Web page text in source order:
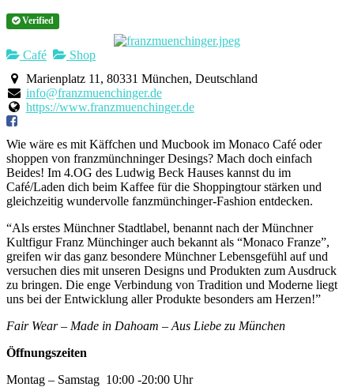
Verified
Café
Shop
Marienplatz 11, 80331 München, Deutschland
info@franzmuenchinger.de
https://www.franzmuenchinger.de
Wie wäre es mit Käffchen und Mucbook im Monaco Café oder
shoppen von franzmünchninger Desings? Mach doch einfach
Beides! Im 4.OG des Ludwig Beck Hauses kannst du im
Café/Laden dich beim Kaffee für die Shoppingtour stärken und
gleichzeitig wundervolle fanzmünchinger-Fashion entdecken.
“Als erstes Münchner Stadtlabel, benannt nach der Münchner
Kultfigur Franz Münchinger auch bekannt als “Monaco Franze”,
greifen wir das ganz besondere Münchner Lebensgefühl auf und
versuchen dies mit unseren Designs und Produkten zum Ausdruck
zu bringen. Die enge Verbindung von Tradition und Moderne liegt
uns bei der Entwicklung aller Produkte besonders am Herzen!”
Fair Wear – Made in Dahoam – Aus Liebe zu München
Öffnungszeiten
Montag – Samstag 10:00 -20:00 Uhr